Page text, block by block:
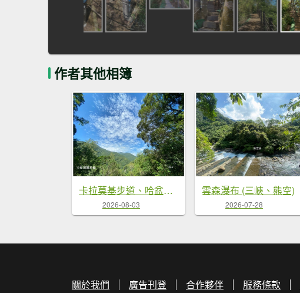
作者其他相簿
卡拉莫基步道、哈盆古道、波露南山 連走
2026-08-03
雲森瀑布 (三峽、熊空)
2026-07-28
關於我們 廣告刊登 合作夥伴 服務條款